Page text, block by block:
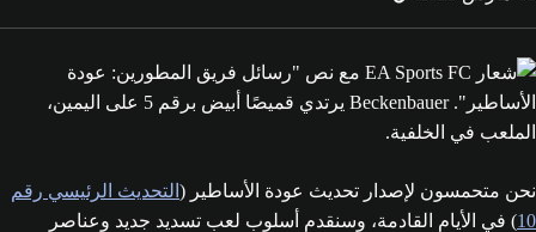
نحن متحمسون لإصدار تحديث عودة الأساطير ( التحديث الرئيسي رقم
10) في الأيام القادمة، وسنقدم أسلوب لعب تسديد جديد وعناصر